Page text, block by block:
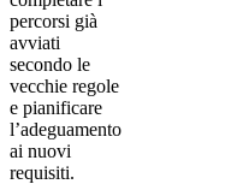
percorsi già
avviati
secondo le
vecchie regole
e pianificare
l’adeguamento
ai nuovi
requisiti.